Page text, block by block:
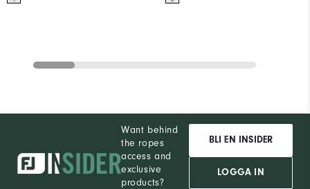
Want behind
the ropes
access and
exclusive
products?
BLI EN INSIDER
LOGGA IN